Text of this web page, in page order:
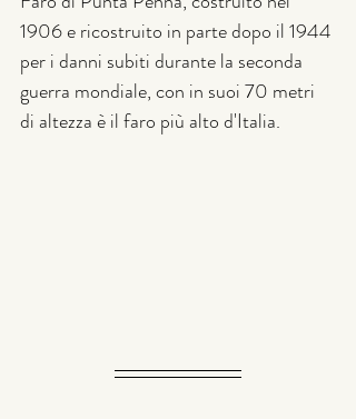
1906 e ricostruito in parte dopo il 1944
per i danni subiti durante la seconda
guerra mondiale, con in suoi 70 metri
di altezza è il faro più alto d'Italia.